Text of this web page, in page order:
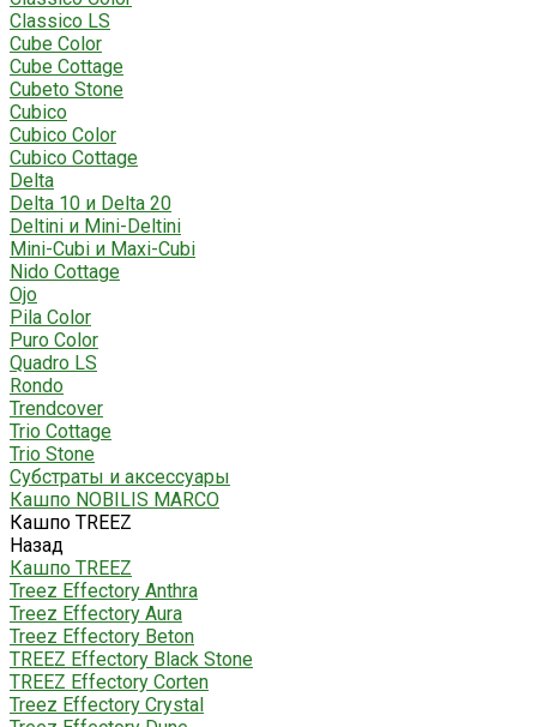
Classico LS
Cube Color
Cube Cottage
Cubeto Stone
Cubico
Cubico Color
Cubico Cottage
Delta
Delta 10 и Delta 20
Deltini и Mini-Deltini
Mini-Cubi и Maxi-Cubi
Nido Cottage
Ojo
Pila Color
Puro Color
Quadro LS
Rondo
Trendcover
Trio Cottage
Trio Stone
Субстраты и аксессуары
Кашпо NOBILIS MARCO
Кашпо TREEZ
Назад
Кашпо TREEZ
Treez Effectory Anthra
Treez Effectory Aura
Treez Effectory Beton
TREEZ Effectory Black Stone
TREEZ Effectory Corten
Treez Effectory Crystal